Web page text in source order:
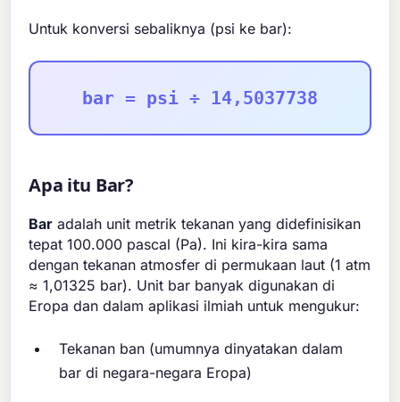
Untuk konversi sebaliknya (psi ke bar):
bar = psi ÷ 14,5037738
Apa itu Bar?
Bar adalah unit metrik tekanan yang didefinisikan
tepat 100.000 pascal (Pa). Ini kira-kira sama
dengan tekanan atmosfer di permukaan laut (1 atm
≈ 1,01325 bar). Unit bar banyak digunakan di
Eropa dan dalam aplikasi ilmiah untuk mengukur:
Tekanan ban (umumnya dinyatakan dalam
bar di negara-negara Eropa)